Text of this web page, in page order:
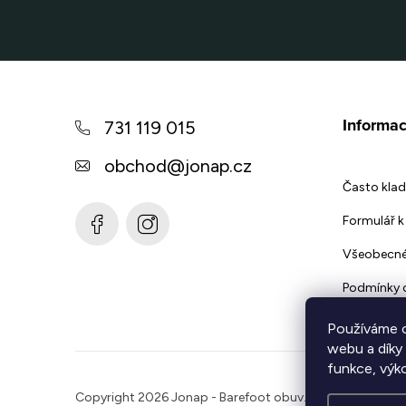
Používáme
webu a
funkce,
731 119 015
obchod@jonap.cz
Často
Formulář
Podmínky
Copyright 2026Jonap - Barefoot obuv. Všechna práva